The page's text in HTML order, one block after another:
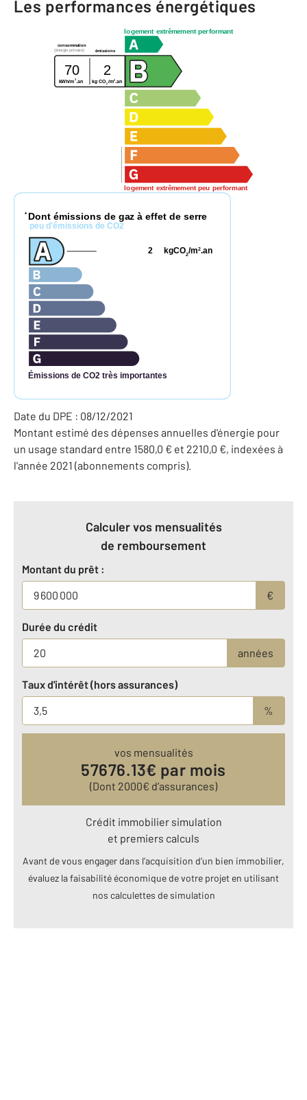
Les performances énergétiques
logement extrêmement performant
logement extrêmement peu performant
consommation
émissions
(énergie primaire)
70 2
kWh/m 2.an kg CO2/m2.an
* Dont émissions de gaz à effet de serre
peu d'émissions de CO2
Émissions de CO2 très importantes
kgCO2/m2.an
2
Date du DPE : 08/12/2021
Montant estimé des dépenses annuelles d'énergie pour
un usage standard entre 1580,0 € et 2210,0 €, indexées à
l'année 2021 (abonnements compris).
Calculer vos mensualités
de remboursement
Montant du prêt :
€
Durée du crédit
années
Taux d'intérêt (hors assurances)
%
vos mensualités
57676.13€ par mois
(Dont 2000€ d’assurances)
Crédit immobilier simulation
et premiers calculs
Avant de vous engager dans l’acquisition d’un bien immobilier,
évaluez la faisabilité économique de votre projet en utilisant
nos calculettes de simulation